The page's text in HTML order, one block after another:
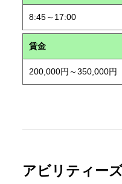
8:45～17:00
賃金
200,000円～350,000円
アビリティー